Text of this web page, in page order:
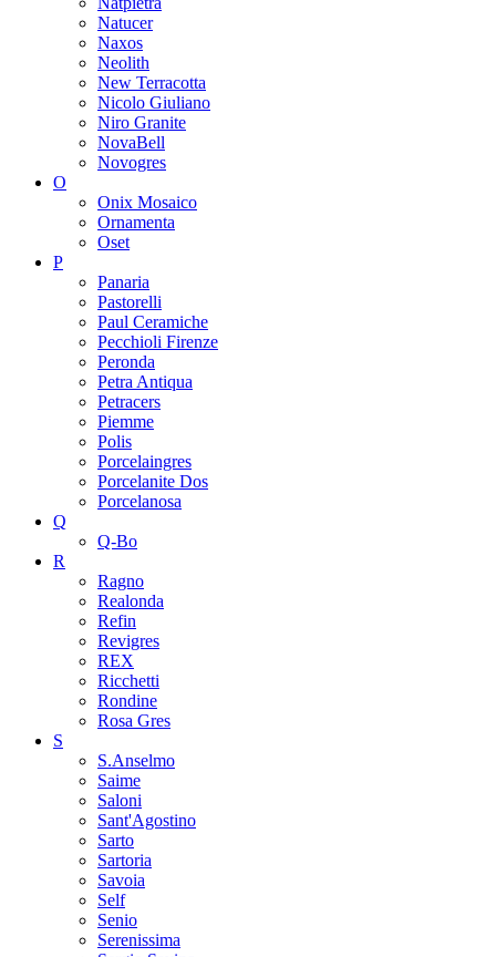
Natucer
Naxos
Neolith
New Terracotta
Nicolo Giuliano
Niro Granite
NovaBell
Novogres
O
Onix Mosaico
Ornamenta
Oset
P
Panaria
Pastorelli
Paul Ceramiche
Pecchioli Firenze
Peronda
Petra Antiqua
Petracers
Piemme
Polis
Porcelaingres
Porcelanite Dos
Porcelanosa
Q
Q-Bo
R
Ragno
Realonda
Refin
Revigres
REX
Ricchetti
Rondine
Rosa Gres
S
S.Anselmo
Saime
Saloni
Sant'Agostino
Sarto
Sartoria
Savoia
Self
Senio
Serenissima